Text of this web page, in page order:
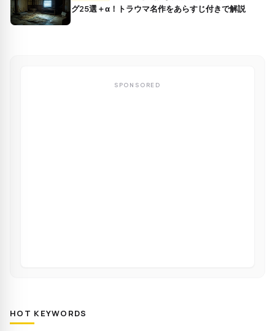
グ25選＋α！トラウマ名作をあらすじ付きで解説
SPONSORED
HOT KEYWORDS